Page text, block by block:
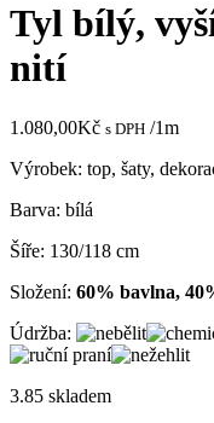
Tyl bílý,
nití
1.080,00Kč s DPH /1m
Výrobek: top, šaty,
Barva: bílá
Šíře: 130/118 cm
Složení: 60% bavlna,
Údržba:
3.85 skladem